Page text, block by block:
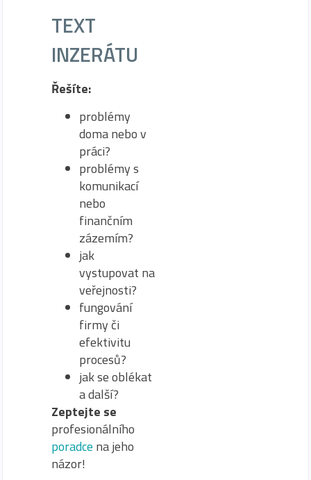
TEXT
INZERÁTU
Řešíte:
problémy
doma nebo v
práci?
problémy s
komunikací
nebo
finančním
zázemím?
jak
vystupovat na
veřejnosti?
fungování
firmy či
efektivitu
procesů?
jak se oblékat
a další?
Zeptejte se
profesionálního
poradce na jeho
názor!